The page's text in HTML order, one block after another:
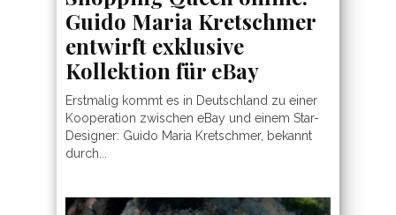
Guido Maria Kretschmer
entwirft exklusive
Kollektion für eBay
Erstmalig kommt es in Deutschland zu einer
Kooperation zwischen eBay und einem Star-
Designer: Guido Maria Kretschmer, bekannt
durch...